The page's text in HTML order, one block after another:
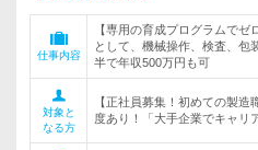
仕事内容
【専用の育成プログラムで
として、機械操作、検査、
半で年収500万円も可
対象と
なる方
【正社員募集！初めての製
度あり！「大手企業でキャリ